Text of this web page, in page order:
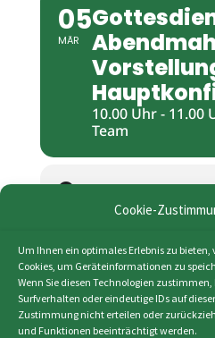
Cookie-
Um Ihnen ein optimales Erlebnis zu
Cookies, um Geräteinformationen zu
Wenn Sie diesen Technologien
Surfverhalten oder eindeutige IDs auf
Zustimmung nicht erteilen oder
und Funktionen beeinträchtigt werden.
05
MÄR
10.00 Uhr - 11.00
Team
Zeit
KALENDER (ICS)
GOOGLE